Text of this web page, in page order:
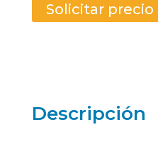
Solicitar precio
Descripción